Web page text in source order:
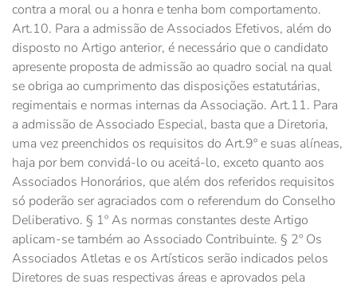
contra a moral ou a honra e tenha bom comportamento.
Art.10. Para a admissão de Associados Efetivos, além do
disposto no Artigo anterior, é necessário que o candidato
apresente proposta de admissão ao quadro social na qual
se obriga ao cumprimento das disposições estatutárias,
regimentais e normas internas da Associação. Art.11. Para
a admissão de Associado Especial, basta que a Diretoria,
uma vez preenchidos os requisitos do Art.9º e suas alíneas,
haja por bem convidá-lo ou aceitá-lo, exceto quanto aos
Associados Honorários, que além dos referidos requisitos
só poderão ser agraciados com o referendum do Conselho
Deliberativo. § 1º As normas constantes deste Artigo
aplicam-se também ao Associado Contribuinte. § 2º Os
Associados Atletas e os Artísticos serão indicados pelos
Diretores de suas respectivas áreas e aprovados pela